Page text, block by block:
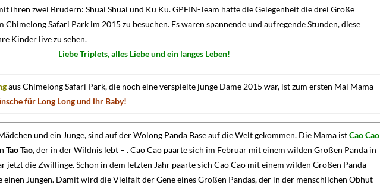
ihren zwei Brüdern: Shuai Shuai und Ku Ku. GPFIN-Team hatte die Gelegenheit die drei Große
Chimelong Safari Park im 2015 zu besuchen. Es waren spannende und aufregende Stunden, diese
Kinder live zu sehen.
Liebe Triplets, alles Liebe und ein langes Leben!
aus Chimelong Safari Park, die noch eine verspielte junge Dame 2015 war, ist zum ersten Mal Mama
für Long Long und ihr Baby!
und ein Junge, sind auf der Wolong Panda Base auf die Welt gekommen. Die Mama istCao Cao
Tao Tao, der in der Wildnis lebt – . Cao Cao paarte sich im Februar mit einem wilden Großen Panda in
jetzt die Zwillinge. Schon in dem letzten Jahr paarte sich Cao Cao mit einem wilden Großen Panda
einen Jungen. Damit wird die Vielfalt der Gene eines Großen Pandas, der in der menschlichen Obhut